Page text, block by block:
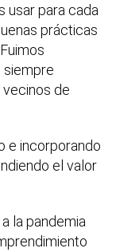
usar para cada
prácticas
siempre
de
e incorporando
el valor
la pandemia